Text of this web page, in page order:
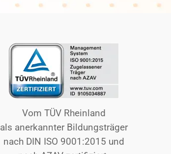
Vom TÜV Rheinland
als anerkannter Bildungsträger
nach DIN ISO 9001:2015 und